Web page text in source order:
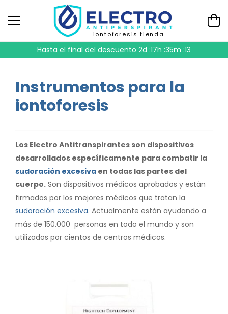
iontoforesis.tienda
Hasta el final del descuento 2d :17h :35m :13
Instrumentos para la
iontoforesis
Los Electro Antitranspirantes son dispositivos
desarrollados específicamente para combatir la
sudoración excesiva en todas las partes del
cuerpo. Son dispositivos médicos aprobados y están
firmados por los mejores médicos que tratan la
sudoración excesiva. Actualmente están ayudando a
más de 150.000 personas en todo el mundo y son
utilizados por cientos de centros médicos.